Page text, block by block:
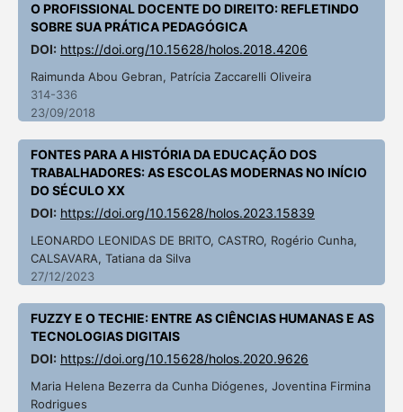
O PROFISSIONAL DOCENTE DO DIREITO: REFLETINDO
SOBRE SUA PRÁTICA PEDAGÓGICA
DOI: https://doi.org/10.15628/holos.2018.4206
Raimunda Abou Gebran, Patrícia Zaccarelli Oliveira
314-336
23/09/2018
FONTES PARA A HISTÓRIA DA EDUCAÇÃO DOS
TRABALHADORES: AS ESCOLAS MODERNAS NO INÍCIO
DO SÉCULO XX
DOI: https://doi.org/10.15628/holos.2023.15839
LEONARDO LEONIDAS DE BRITO, CASTRO, Rogério Cunha,
CALSAVARA, Tatiana da Silva
27/12/2023
FUZZY E O TECHIE: ENTRE AS CIÊNCIAS HUMANAS E AS
TECNOLOGIAS DIGITAIS
DOI: https://doi.org/10.15628/holos.2020.9626
Maria Helena Bezerra da Cunha Diógenes, Joventina Firmina
Rodrigues